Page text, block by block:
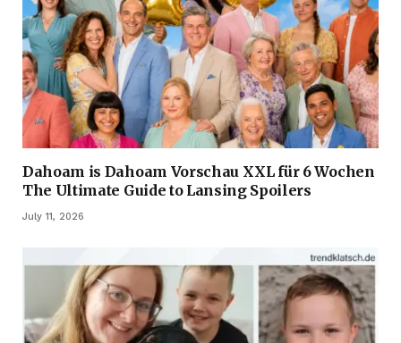
Dahoam is Dahoam Vorschau XXL für 6 Wochen
The Ultimate Guide to Lansing Spoilers
July 11, 2026